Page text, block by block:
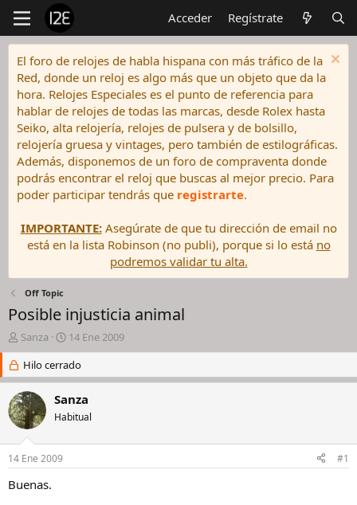
Acceder Regístrate
El foro de relojes de habla hispana con más tráfico de la
Red, donde un reloj es algo más que un objeto que da la
hora. Relojes Especiales es el punto de referencia para
hablar de relojes de todas las marcas, desde Rolex hasta
Seiko, alta relojería, relojes de pulsera y de bolsillo,
relojería gruesa y vintages, pero también de estilográficas.
Además, disponemos de un foro de compraventa donde
podrás encontrar el reloj que buscas al mejor precio. Para
poder participar tendrás que registrarte.
IMPORTANTE:Asegúrate de que tu dirección de email no
está en la lista Robinson (no publi), porque si lo está no
podremos validar tu alta.
Off Topic
Posible injusticia animal
I
n
c
i
a
d
o
d
e
l
Sanza
F
e
c
h
d
e
i
14 Ene 2009
Hilo cerrado
Sanza
Habitual
14 Ene 2009 #1
Buenas.